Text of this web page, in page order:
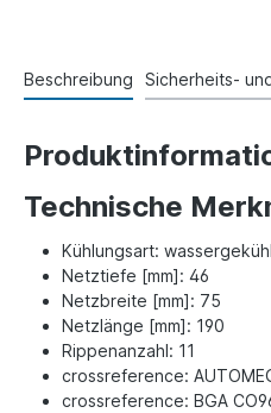
Beschreibung Sicherheits-
Technische
Kühlungsart:
Netztiefe [mm]: 46
Netzbreite [mm]: 75
Netzlänge [mm]: 190
Rippenanzahl: 11
crossreference:
crossreference: BGA